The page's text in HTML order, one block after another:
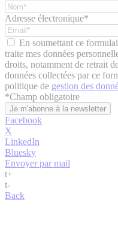
Adresse électronique*
En soumettant ce
traite mes données
droits, notamment de retrait
données collectées par ce
politique de gestion des
*Champ obligatoire
Facebook
X
LinkedIn
Bluesky
Envoyer par mail
t+
t-
Back